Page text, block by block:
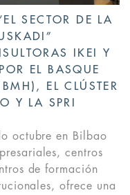
SECTOR DE LA
IKEI Y
EL BASQUE
EL CLÚSTER
Y LA SPRI
octubre en Bilbao
centros
de formación
ofrece una